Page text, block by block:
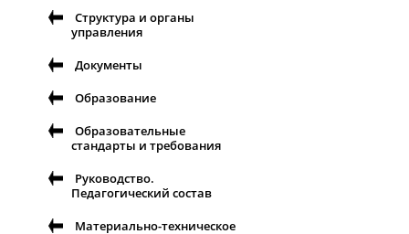
Структура и органы
управления
Документы
Образование
Образовательные
стандарты и требования
Руководство.
Педагогический состав
Материально-техническое